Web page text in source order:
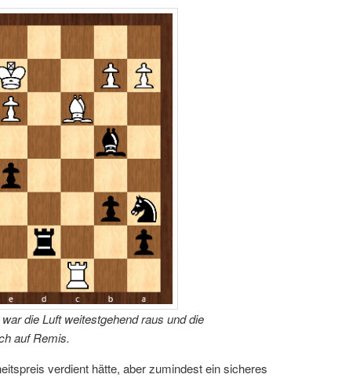
die Luft weitestgehend raus und die
auf Remis.
verdient hätte, aber zumindest ein sicheres